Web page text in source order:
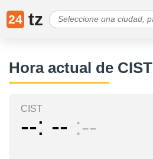
24 tz
Hora actual de CIST
CIST
-- -- --